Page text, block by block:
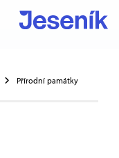
Přírodní památky